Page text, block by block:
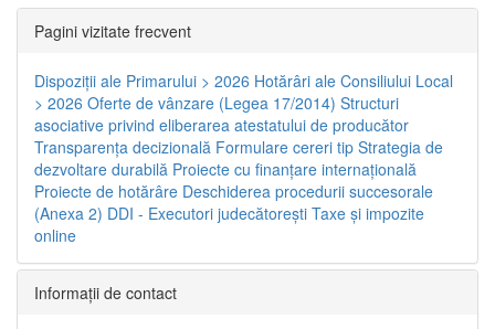
Pagini vizitate frecvent
Dispoziţii ale Primarului > 2026 Hotărâri ale Consiliului Local
> 2026 Oferte de vânzare (Legea 17/2014) Structuri
asociative privind eliberarea atestatului de producător
Transparenţa decizională Formulare cereri tip Strategia de
dezvoltare durabilă Proiecte cu finanţare internaţională
Proiecte de hotărâre Deschiderea procedurii succesorale
(Anexa 2) DDI - Executori judecătorești Taxe şi impozite
online
Informaţii de contact